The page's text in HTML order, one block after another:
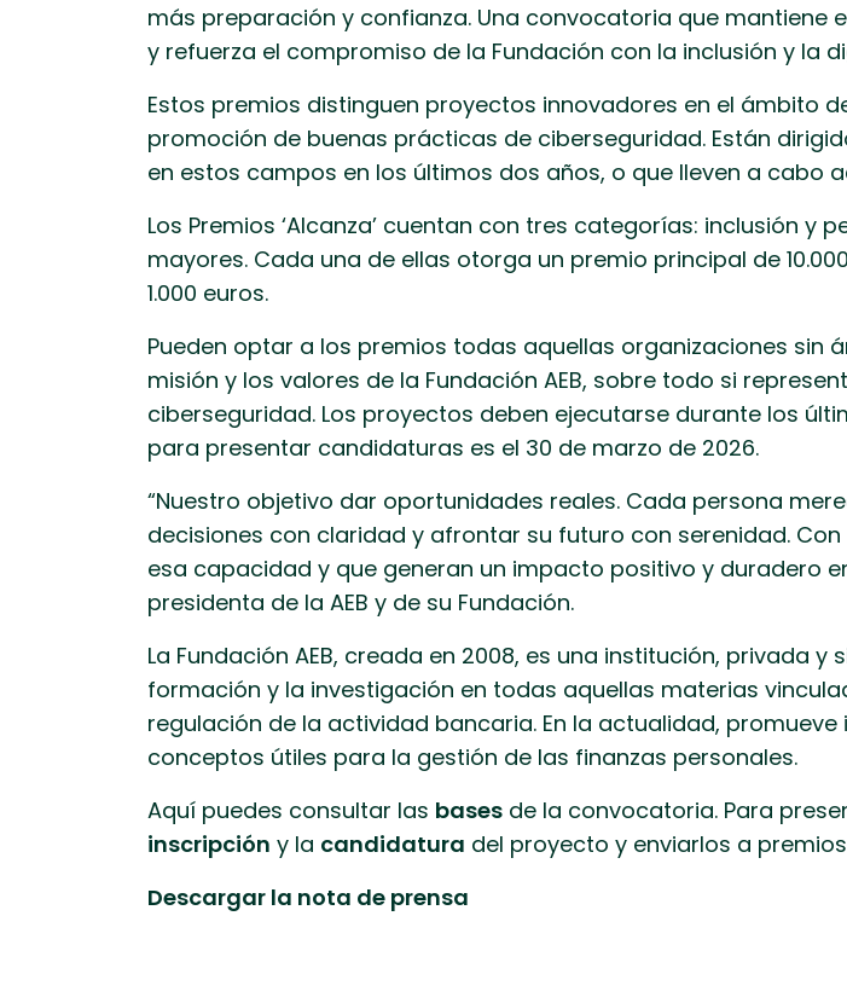
más preparación y confianza. Una convocatoria que mantiene
y refuerza el compromiso de la Fundación con la inclusión y la
Estos premios distinguen proyectos innovadores en el ámbito
promoción de buenas prácticas de ciberseguridad. Están
en estos campos en los últimos dos años, o que lleven a cabo
Los Premios ‘Alcanza’ cuentan con tres categorías: inclusión
mayores. Cada una de ellas otorga un premio principal de
1.000 euros.
Pueden optar a los premios todas aquellas organizaciones sin
misión y los valores de la Fundación AEB, sobre todo si
ciberseguridad. Los proyectos deben ejecutarse durante los
para presentar candidaturas es el 30 de marzo de 2026.
“Nuestro objetivo dar oportunidades reales. Cada persona
decisiones con claridad y afrontar su futuro con serenidad.
esa capacidad y que generan un impacto positivo y duradero
presidenta de la AEB y de su Fundación.
La Fundación AEB, creada en 2008, es una institución, privada
formación y la investigación en todas aquellas materias
regulación de la actividad bancaria. En la actualidad,
conceptos útiles para la gestión de las finanzas personales.
Aquí puedes consultar las bases de la convocatoria. Para
inscripción y la candidatura del proyecto y enviarlos a
Descargar la nota de prensa